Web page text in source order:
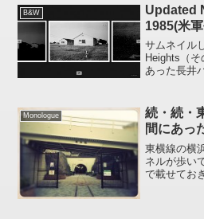
で「Negishi
B&W
Updated
1985(米
サムネイル
Heights（
あった長井
Picasa &
Monologue
続・続・
間にあっ
東横線の横
ネルが歩い
で載せてお